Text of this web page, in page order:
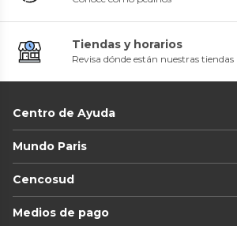
Tiendas y horarios
Revisa dónde están nuestras tiendas
Centro de Ayuda
Mundo Paris
Cencosud
Medios de pago